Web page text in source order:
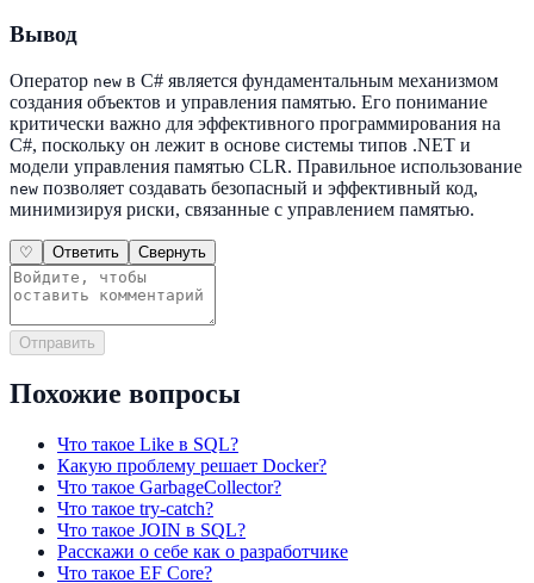
Вывод
Оператор new в C# является фундаментальным механизмом
создания объектов и управления памятью. Его понимание
критически важно для эффективного программирования на
C#, поскольку он лежит в основе системы типов .NET и
модели управления памятью CLR. Правильное использование
new позволяет создавать безопасный и эффективный код,
минимизируя риски, связанные с управлением памятью.
♡ Ответить Свернуть
Отправить
Похожие вопросы
Что такое Like в SQL?
Какую проблему решает Docker?
Что такое GarbageCollector?
Что такое try-catch?
Что такое JOIN в SQL?
Расскажи о себе как о разработчике
Что такое EF Core?